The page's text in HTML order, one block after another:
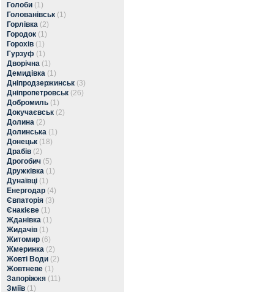
Голоби (1)
Голованівськ (1)
Горлівка (2)
Городок (1)
Горохів (1)
Гурзуф (1)
Дворічна (1)
Демидівка (1)
Дніпродзержинськ (3)
Дніпропетровськ (26)
Добромиль (1)
Докучаєвськ (2)
Долина (2)
Долинська (1)
Донецьк (18)
Драбів (2)
Дрогобич (5)
Дружківка (1)
Дунаївці (1)
Енергодар (4)
Євпаторія (3)
Єнакієве (1)
Жданівка (1)
Жидачів (1)
Житомир (6)
Жмеринка (2)
Жовті Води (2)
Жовтневе (1)
Запоріжжя (11)
Зміїв (1)